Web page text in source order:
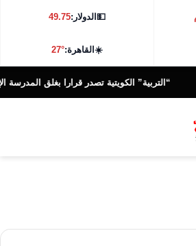
💵الدولار:49.75
☀️القاهرة:27°
الكويتية تصدر قرارا بغلق المدرسة الإيرانية